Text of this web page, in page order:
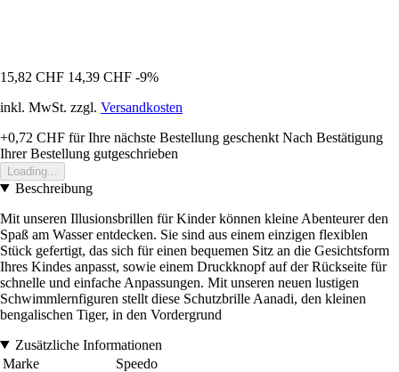
15,82 CHF 14,39 CHF -9%
inkl. MwSt. zzgl. Versandkosten
+0,72 CHF für Ihre nächste Bestellung geschenkt Nach Bestätigung
Ihrer Bestellung gutgeschrieben
Loading...
Beschreibung
Mit unseren Illusionsbrillen für Kinder können kleine Abenteurer den
Spaß am Wasser entdecken. Sie sind aus einem einzigen flexiblen
Stück gefertigt, das sich für einen bequemen Sitz an die Gesichtsform
Ihres Kindes anpasst, sowie einem Druckknopf auf der Rückseite für
schnelle und einfache Anpassungen. Mit unseren neuen lustigen
Schwimmlernfiguren stellt diese Schutzbrille Aanadi, den kleinen
bengalischen Tiger, in den Vordergrund
Zusätzliche Informationen
Marke
Speedo